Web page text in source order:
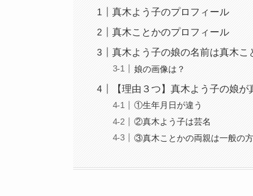
真木よう子のプロフィール
真木ことかのプロフィール
真木よう子の娘の名前は真木こ
娘の画像は？
【理由３つ】真木よう子の娘が
①生年月日が違う
②真木よう子は芸名
③真木ことかの両親は一般の方